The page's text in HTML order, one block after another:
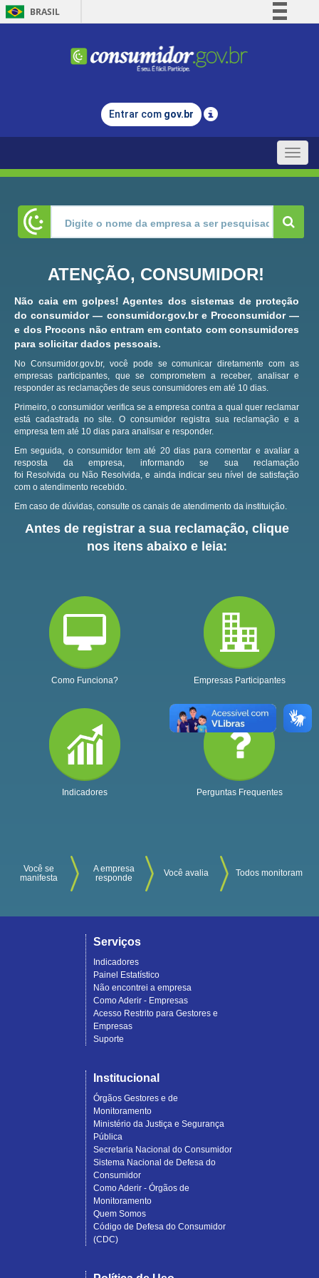
BRASIL
Comunica BR
Legislação
Entrar com gov.br
Toggle
ATENÇÃO, CONSUMIDOR!
Não caia em golpes! Agentes dos sistemas de proteção
do consumidor — consumidor.gov.br e Proconsumidor —
e dos Procons não entram em contato com consumidores
para solicitar dados pessoais.
No Consumidor.gov.br, você pode se comunicar diretamente com as
empresas participantes, que se comprometem a receber, analisar e
responder as reclamações de seus consumidores em até 10 dias.
Primeiro, o consumidor verifica se a empresa contra a qual quer reclamar
está cadastrada no site.O consumidor registra sua reclamação e a
empresa tem até 10 dias para analisar e responder.
Em seguida, o consumidor tem até 20 dias para comentar e avaliar a
resposta da empresa, informando se sua reclamação
foi Resolvida ou Não Resolvida, e ainda indicar seu nível de satisfação
com o atendimento recebido.
Em caso de dúvidas, consulte os canais de atendimento da instituição.
Antes de registrar a sua reclamação, clique
nos itens abaixo e leia:
Como Funciona? Empresas Participantes
Indicadores Perguntas Frequentes
Você se
manifesta
A empresa
responde
Você avalia Todos monitoram
Serviços
Indicadores
Painel Estatístico
Não encontrei a empresa
Como Aderir - Empresas
Acesso Restrito para Gestores e
Empresas
Suporte
Institucional
Órgãos Gestores e de
Monitoramento
Ministério da Justiça e Segurança
Pública
Secretaria Nacional do Consumidor
Sistema Nacional de Defesa do
Consumidor
Como Aderir - Órgãos de
Monitoramento
Quem Somos
Código de Defesa do Consumidor
(CDC)